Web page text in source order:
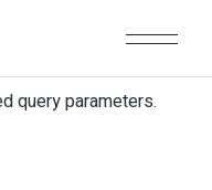
query parameters.